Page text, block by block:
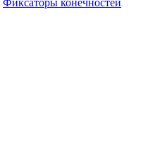
Фиксаторы конечностей